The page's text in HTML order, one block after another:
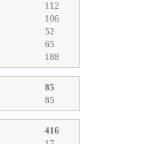
112
106
52
65
188
85
85
416